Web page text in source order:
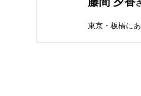
東京・板橋に